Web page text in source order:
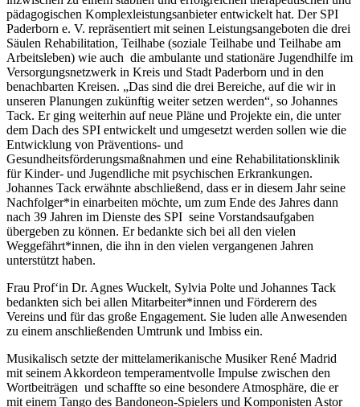
pädagogischen Komplexleistungsanbieter entwickelt hat. Der SPI
Paderborn e. V. repräsentiert mit seinen Leistungsangeboten die drei
Säulen Rehabilitation, Teilhabe (soziale Teilhabe und Teilhabe am
Arbeitsleben) wie auch die ambulante und stationäre Jugendhilfe im
Versorgungsnetzwerk in Kreis und Stadt Paderborn und in den
benachbarten Kreisen. „Das sind die drei Bereiche, auf die wir in
unseren Planungen zukünftig weiter setzen werden“, so Johannes
Tack. Er ging weiterhin auf neue Pläne und Projekte ein, die unter
dem Dach des SPI entwickelt und umgesetzt werden sollen wie die
Entwicklung von Präventions- und
Gesundheitsförderungsmaßnahmen und eine Rehabilitationsklinik
für Kinder- und Jugendliche mit psychischen Erkrankungen.
Johannes Tack erwähnte abschließend, dass er in diesem Jahr seine
Nachfolger*in einarbeiten möchte, um zum Ende des Jahres dann
nach 39 Jahren im Dienste des SPI seine Vorstandsaufgaben
übergeben zu können. Er bedankte sich bei all den vielen
Weggefährt*innen, die ihn in den vielen vergangenen Jahren
unterstützt haben.
Frau Prof‘in Dr. Agnes Wuckelt, Sylvia Polte und Johannes Tack
bedankten sich bei allen Mitarbeiter*innen und Förderern des
Vereins und für das große Engagement. Sie luden alle Anwesenden
zu einem anschließenden Umtrunk und Imbiss ein.
Musikalisch setzte der mittelamerikanische Musiker René Madrid
mit seinem Akkordeon temperamentvolle Impulse zwischen den
Wortbeiträgen und schaffte so eine besondere Atmosphäre, die er
mit einem Tango des Bandoneon-Spielers und Komponisten Astor